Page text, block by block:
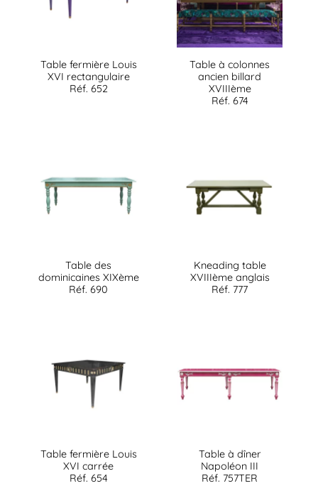
Table fermière Louis
XVI rectangulaire
Réf. 652
Table à colonnes
ancien billard
XVIIIème
Réf. 674
Table des
dominicaines XIXème
Réf. 690
Kneading table
XVIIIème anglais
Réf. 777
Table fermière Louis
XVI carrée
Réf. 654
Table à dîner
Napoléon III
Réf. 757TER